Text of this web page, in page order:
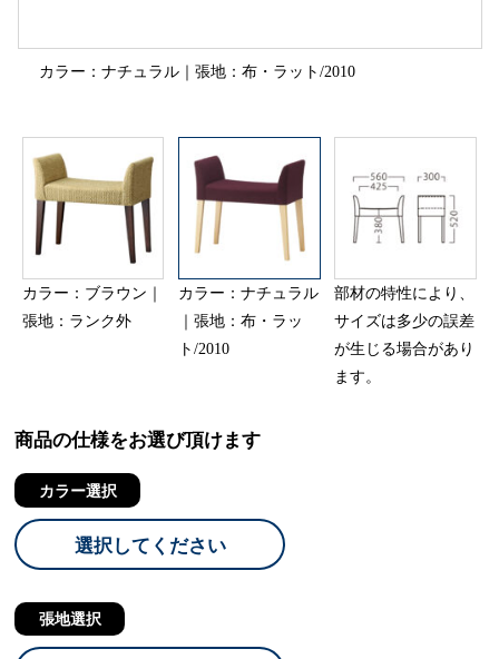
カラー：ナチュラル｜張地：布・ラット/2010
カラー：ブラウン｜
張地：ランク外
カラー：ナチュラル
｜張地：布・ラッ
ト/2010
部材の特性により、
サイズは多少の誤差
が生じる場合があり
ます。
商品の仕様をお選び頂けます
カラー選択
選択してください
張地選択